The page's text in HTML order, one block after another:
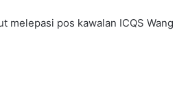
pos kawalan ICQS